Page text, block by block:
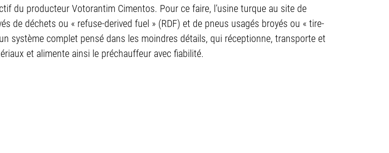
du producteur Votorantim Cimentos. Pour ce faire, l’usine turque au site de
de déchets ou « refuse-derived fuel » (RDF) et de pneus usagés broyés ou « tire-
système complet pensé dans les moindres détails, qui réceptionne, transporte et
et alimente ainsi le préchauffeur avec fiabilité.